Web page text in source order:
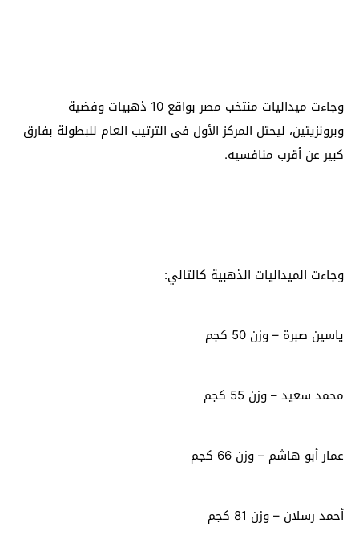
وجاءت ميداليات منتخب مصر بواقع 10 ذهبيات وفضية
وبرونزيتين، ليحتل المركز الأول فى الترتيب العام للبطولة بفارق
كبير عن أقرب منافسيه.
وجاءت الميداليات الذهبية كالتالي:
ياسين صبرة – وزن 50 كجم
محمد سعيد – وزن 55 كجم
عمار أبو هاشم – وزن 66 كجم
أحمد رسلان – وزن 81 كجم